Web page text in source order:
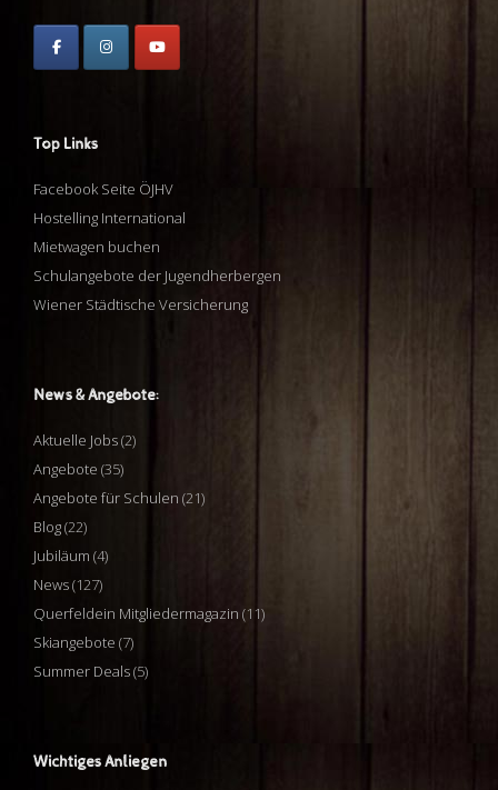
Top Links
Facebook Seite ÖJHV
Hostelling International
Mietwagen buchen
Schulangebote der Jugendherbergen
Wiener Städtische Versicherung
News & Angebote:
Aktuelle Jobs(2)
Angebote (35)
Angebote für Schulen (21)
Blog(22)
Jubiläum (4)
News(127)
Querfeldein Mitgliedermagazin (11)
Skiangebote (7)
Summer Deals(5)
Wichtiges Anliegen